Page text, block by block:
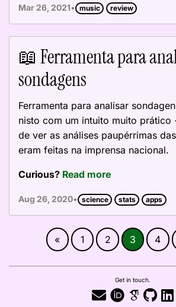
Mar 26, 2021• music review
📖 Ferramenta para
sondagens
Ferramenta para analisar
nisto com um intuito muito prático
de ver as análises paupérrimas
eram feitas na imprensa nacional.
Curious? Read more
Aug 26, 2020• science stats apps
« 1 2 3 4
Get in touch.